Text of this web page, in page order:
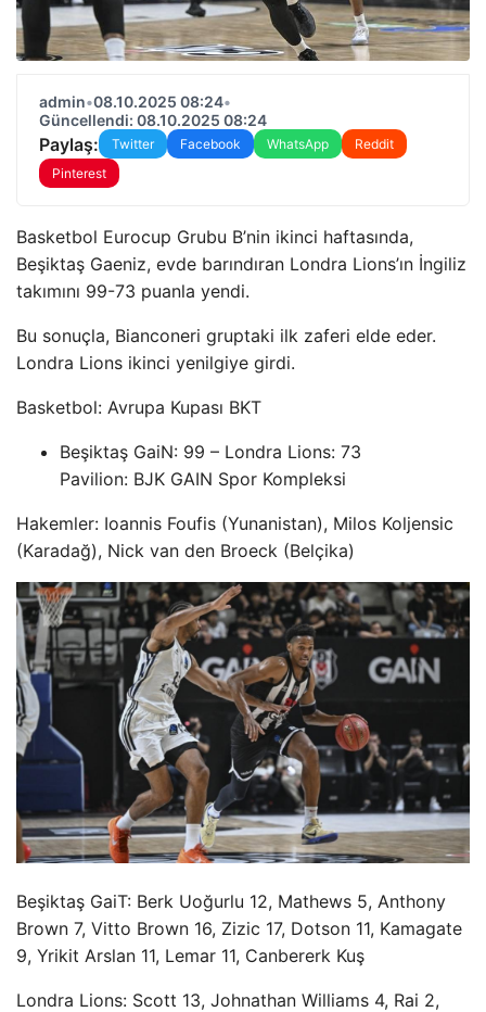
admin•08.10.2025 08:24•
Güncellendi: 08.10.2025 08:24
Paylaş: Twitter Facebook WhatsApp
Reddit
Pinterest
Basketbol Eurocup Grubu B’nin ikinci haftasında,
Beşiktaş Gaeniz, evde barındıran Londra Lions’ın İngiliz
takımını 99-73 puanla yendi.
Bu sonuçla, Bianconeri gruptaki ilk zaferi elde eder.
Londra Lions ikinci yenilgiye girdi.
Basketbol: Avrupa Kupası BKT
Beşiktaş GaiN: 99 – Londra Lions: 73
Pavilion: BJK GAIN Spor Kompleksi
Hakemler: Ioannis Foufis (Yunanistan), Milos Koljensic
(Karadağ), Nick van den Broeck (Belçika)
Beşiktaş GaiT: Berk Uoğurlu 12, Mathews 5, Anthony
Brown 7, Vitto Brown 16, Zizic 17, Dotson 11, Kamagate
9, Yrikit Arslan 11, Lemar 11, Canbererk Kuş
Londra Lions: Scott 13, Johnathan Williams 4, Rai 2,